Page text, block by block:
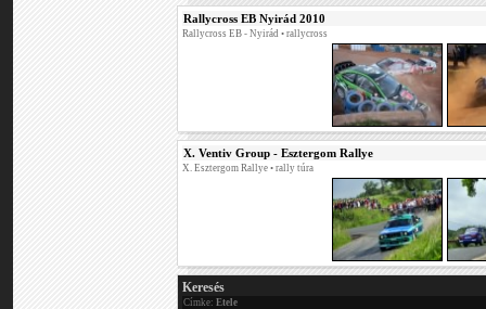
Rallycross EB Nyirád 2010
Rallycross EB - Nyirád • rallycross
X. Ventiv Group - Esztergom Rallye
X. Esztergom Rallye • rally túra
Keresés
Címke: Etele